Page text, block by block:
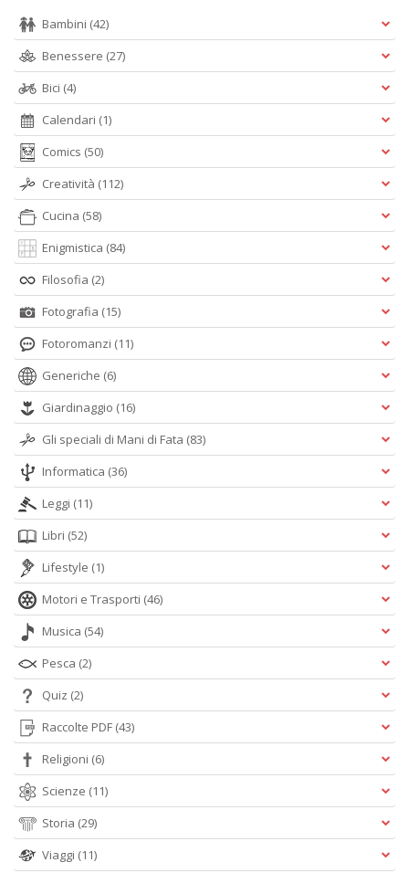
Bambini (42)
Benessere (27)
Bici (4)
Calendari (1)
Comics (50)
Creatività (112)
Cucina (58)
Enigmistica (84)
Filosofia (2)
Fotografia (15)
Fotoromanzi (11)
Generiche (6)
Giardinaggio (16)
Gli speciali di Mani di Fata (83)
Informatica (36)
Leggi (11)
Libri (52)
Lifestyle (1)
Motori e Trasporti (46)
Musica (54)
Pesca (2)
Quiz (2)
Raccolte PDF (43)
Religioni (6)
Scienze (11)
Storia (29)
Viaggi (11)